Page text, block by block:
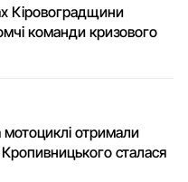
Кіровоградщини
команди кризового
мотоциклі отримали
сталася